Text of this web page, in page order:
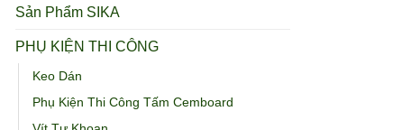
Sản Phẩm SIKA
PHỤ KIỆN THI CÔNG
Keo Dán
Phụ Kiện Thi Công Tấm Cemboard